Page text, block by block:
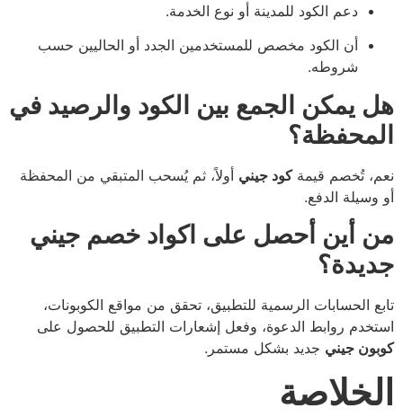
دعم الكود للمدينة أو نوع الخدمة.
أن الكود مخصص للمستخدمين الجدد أو الحاليين حسب
شروطه.
هل يمكن الجمع بين الكود والرصيد في
المحفظة؟
نعم، تُخصم قيمةكود جيني أولاً، ثم يُسحب المتبقي من المحفظة
أو وسيلة الدفع.
من أين أحصل على اكواد خصم جيني
جديدة؟
تابع الحسابات الرسمية للتطبيق، تحقق من مواقع الكوبونات،
استخدم روابط الدعوة، وفعل إشعارات التطبيق للحصول على
كوبون جيني جديد بشكل مستمر.
الخلاصة